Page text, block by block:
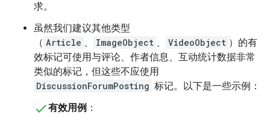
求。
虽然我们建议其他类型
（ Article 、 ImageObject 、 VideoObject ）的有
效标记可使用与评论、作者信息、互动统计数据非常
类似的标记，但这些不应使用
DiscussionForumPosting 标记。以下是一些示例：
有效用例 ：